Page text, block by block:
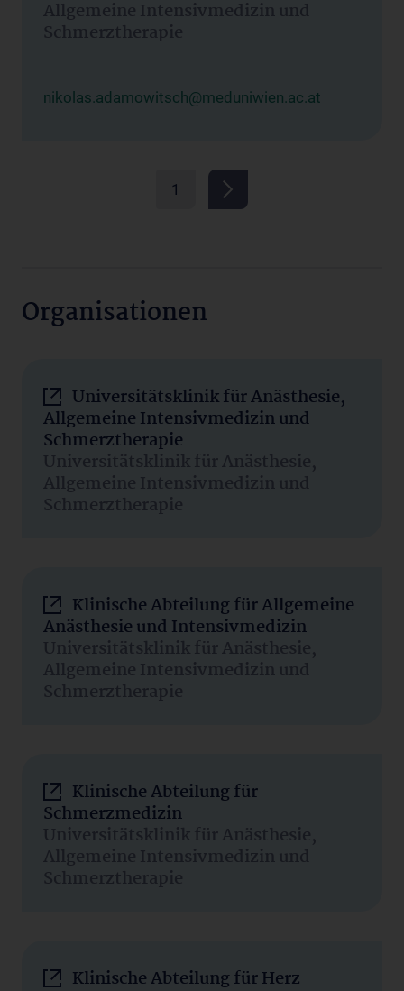
Allgemeine Intensivmedizin und
Schmerztherapie
nikolas.adamowitsch@meduniwien.ac.at
1
Organisationen
Universitätsklinik für Anästhesie,
Allgemeine Intensivmedizin und
Schmerztherapie
Universitätsklinik für Anästhesie,
Allgemeine Intensivmedizin und
Schmerztherapie
Klinische Abteilung für Allgemeine
Anästhesie und Intensivmedizin
Universitätsklinik für Anästhesie,
Allgemeine Intensivmedizin und
Schmerztherapie
Klinische Abteilung für
Schmerzmedizin
Universitätsklinik für Anästhesie,
Allgemeine Intensivmedizin und
Schmerztherapie
Klinische Abteilung für Herz-